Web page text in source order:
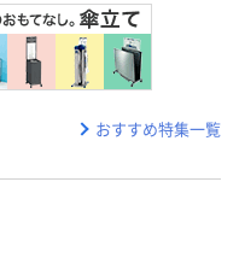
おすすめ特集一覧